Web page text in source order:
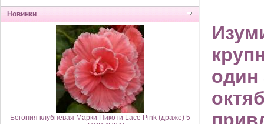
Новинки
Бегония клубневая Марки Пикоти Lace Pink (драже) 5
один